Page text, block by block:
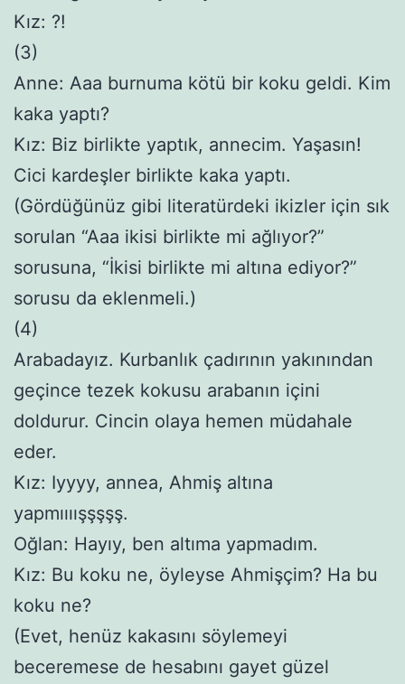
Kız: ?!
(3)
Anne: Aaa burnuma kötü bir koku geldi. Kim
kaka yaptı?
Kız: Biz birlikte yaptık, annecim. Yaşasın!
Cici kardeşler birlikte kaka yaptı.
(Gördüğünüz gibi literatürdeki ikizler için sık
sorulan “Aaa ikisi birlikte mi ağlıyor?”
sorusuna, “İkisi birlikte mi altına ediyor?”
sorusu da eklenmeli.)
(4)
Arabadayız. Kurbanlık çadırının yakınından
geçince tezek kokusu arabanın içini
doldurur. Cincin olaya hemen müdahale
eder.
Kız: Iyyyy, annea, Ahmiş altına
yapmıııışşşşş.
Oğlan: Hayıy, ben altıma yapmadım.
Kız: Bu koku ne, öyleyse Ahmişçim? Ha bu
koku ne?
(Evet, henüz kakasını söylemeyi
beceremese de hesabını gayet güzel